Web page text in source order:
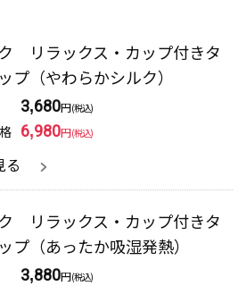
る時や、動く事が多い時にとて
さん洗濯しても、バストのあた
リラックス・カップ付きタ
プ（やわらかシルク）
3,680円(税込)
6,980円(税込)
る
リラックス・カップ付きタ
プ（あったか吸湿発熱）
3,880円(税込)